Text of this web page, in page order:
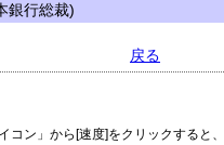
銀行総裁)
戻る
コン」から[速度]をクリックすると